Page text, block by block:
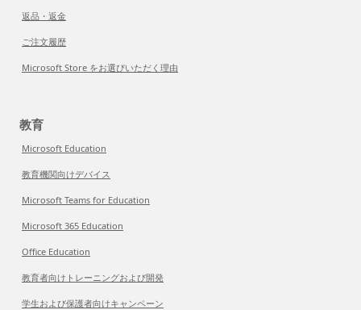
返品・返金
ご注文履歴
Microsoft Store をお選びいただく理由
教育
Microsoft Education
教育機関向けデバイス
Microsoft Teams for Education
Microsoft 365 Education
Office Education
教育者向けトレーニングおよび開発
学生および保護者向けキャンペーン